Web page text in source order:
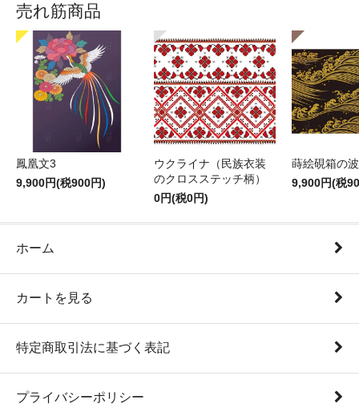
売れ筋商品
鳳凰文3
9,900円(税900円)
ウクライナ（民族衣装
のクロスステッチ柄）
0円(税0円)
蒔絵硯箱の
9,900円(税
ホーム
カートを見る
特定商取引法に基づく表記
プライバシーポリシー